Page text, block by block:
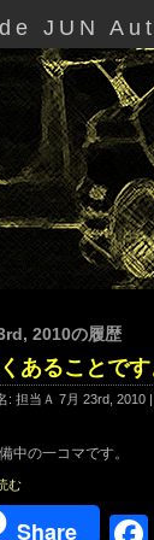
JUN
2010の履歴
くあることで
: 担当Ａ 7月 23rd, 2010
中の一コマです。
む
Share